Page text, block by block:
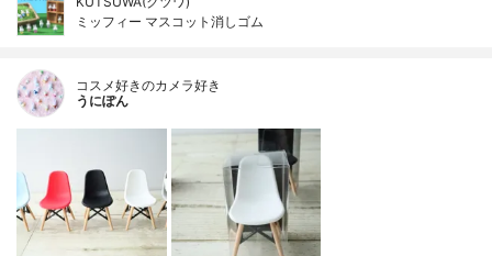
ミッフィー マスコット消しゴム
コスメ好きのカメラ好き
うにぽん